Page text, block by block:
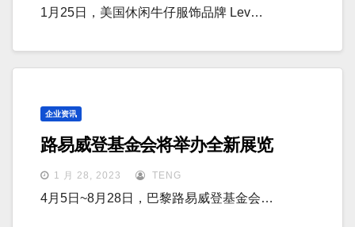
1月25日，美国休闲牛仔服饰品牌 Lev…
企业资讯
路易威登基金会将举办全新展览
1 月 28, 2023 TENG
4月5日~8月28日，巴黎路易威登基金会…